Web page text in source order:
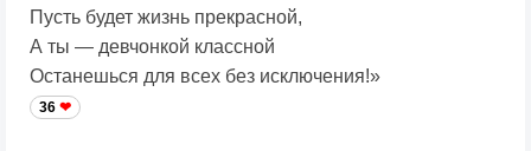
Пусть будет жизнь прекрасной,
А ты — девчонкой классной
Останешься для всех без исключения!»
36